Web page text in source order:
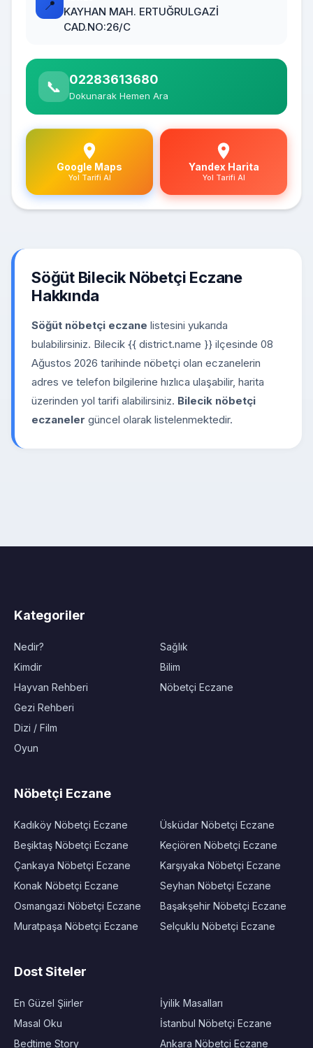
📍
KAYHAN MAH. ERTUĞRULGAZİ
CAD.NO:26/C
📞 02283613680
Dokunarak Hemen Ara
Google Maps
Yol Tarifi Al
Yandex Harita
Yol Tarifi Al
Söğüt Bilecik Nöbetçi Eczane
Hakkında
Söğüt nöbetçi eczane listesini yukarıda
bulabilirsiniz. Bilecik {{ district.name }} ilçesinde 08
Ağustos 2026 tarihinde nöbetçi olan eczanelerin
adres ve telefon bilgilerine hızlıca ulaşabilir, harita
üzerinden yol tarifi alabilirsiniz. Bilecik nöbetçi
eczaneler güncel olarak listelenmektedir.
Kategoriler
Nedir?
Kimdir
Hayvan Rehberi
Gezi Rehberi
Dizi / Film
Oyun
Sağlık
Bilim
Nöbetçi Eczane
Nöbetçi Eczane
Kadıköy Nöbetçi Eczane
Beşiktaş Nöbetçi Eczane
Çankaya Nöbetçi Eczane
Konak Nöbetçi Eczane
Osmangazi Nöbetçi Eczane
Muratpaşa Nöbetçi Eczane
Üsküdar Nöbetçi Eczane
Keçiören Nöbetçi Eczane
Karşıyaka Nöbetçi Eczane
Seyhan Nöbetçi Eczane
Başakşehir Nöbetçi Eczane
Selçuklu Nöbetçi Eczane
Dost Siteler
En Güzel Şiirler
Masal Oku
Bedtime Story
İyilik Masalları
İstanbul Nöbetçi Eczane
Ankara Nöbetçi Eczane